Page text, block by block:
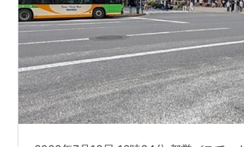
北口側に駅ビル「アトレ亀戸」を併設
○ リスト：駅キーワード